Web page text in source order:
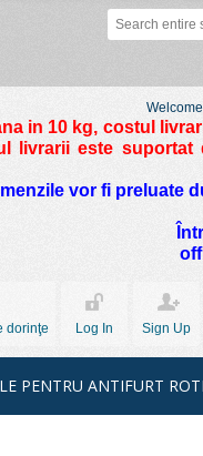
in 10 kg, costul
livrarii este suportat
vor fi preluate
dorinţe Log In Sign Up
PENTRU ANTIFURT ROTI